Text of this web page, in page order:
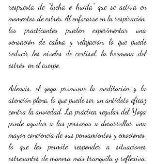
respuesta de "lucha o huida" que se activa en
momentos de estrés. Al enfocarse en la respiración,
los practicantes pueden experimentar una
sensación de calma y relajación, lo que puede
reducir los niveles de cortisol, la hormona del
estrés, en el cuerpo.
Además, el yoga promueve la meditación y la
atención plena, lo que puede ser un antídoto eficaz
contra la ansiedad. La práctica regular del Yoga
puede ayudar a las personas a desarrollar una
mayor conciencia de sus pensamientos y emociones,
lo que les permite responder a situaciones
estresantes de manera más tranquila y reflexiva.